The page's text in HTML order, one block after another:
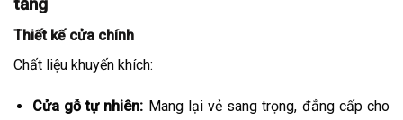
tầng
Thiết kế cửa chính
Chất liệu khuyến khích:
Cửa gỗ tự nhiên: Mang lại vẻ sang trọng, đẳng cấp cho